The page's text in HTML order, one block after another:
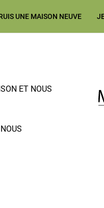
UNE MAISON NEUVE
ET NOUS